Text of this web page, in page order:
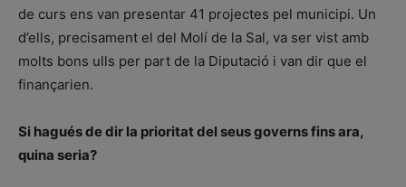
de curs ens van presentar 41 projectes pel municipi. Un
d’ells, precisament el del Molí de la Sal, va ser vist amb
molts bons ulls per part de la Diputació i van dir que el
finançarien.
Si hagués de dir la prioritat del seus governs fins ara,
quina seria?